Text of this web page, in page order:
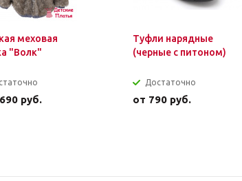
меховая
"Волк"
руб.
Туфли нарядные
(черные с питоном)
Достаточно
от 790 руб.